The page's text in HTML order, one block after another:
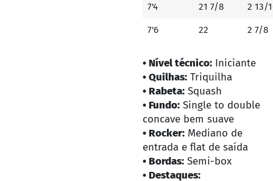
7'4 21 7/8 2 13/
7'6 22 2 7/8
• Nível técnico: Iniciante
• Quilhas: Triquilha
• Rabeta: Squash
• Fundo: Single to double
concave bem suave
• Rocker: Mediano de
entrada e flat de saída
• Bordas: Semi-box
• Destaques: